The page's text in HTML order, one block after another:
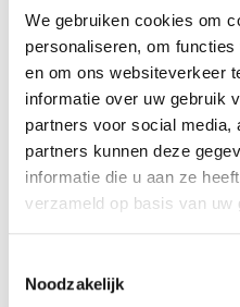
We gebruiken cookies om
personaliseren, om
en om ons websiteverkeer
informatie over uw gebruik
partners voor social media,
partners kunnen deze
informatie die u aan ze
verzameld op basis van
Noodzakelijk
Wanneer je de ambitie hebt
circulaire meubels te maken,
ontwerp dan hieraan volledig
deze stelling al vaker geclaimd,
met de nieuwe stoel Hemp
stoelen, waar onlangs ook een
toegevoegd. De kuipzitting
vervaardigd van natuurlijke
is